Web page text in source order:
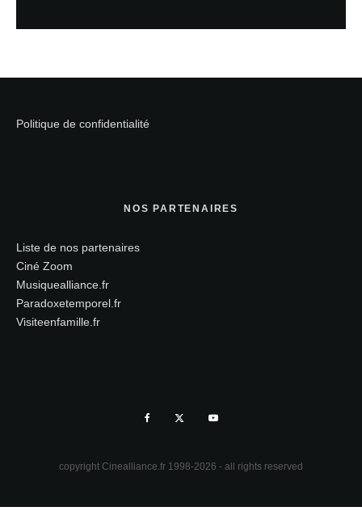
Politique de confidentialité
NOS PARTENAIRES
Liste de nos partenaires
Ciné Zoom
Musiquealliance.fr
Paradoxetemporel.fr
Visiteenfamille.fr
copyright Cinealliance.fr 1998-2026 - all rights reserved